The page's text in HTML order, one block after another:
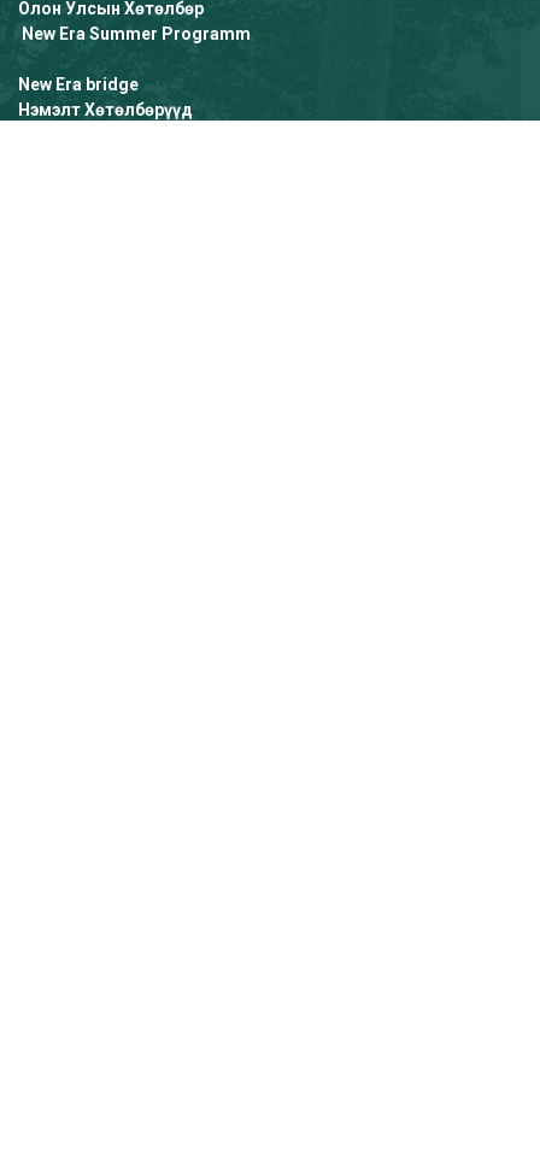
Олон Улсын Хөтөлбөр
New Era Summer Programm
New Era bridge
Нэмэлт Хөтөлбөрүүд